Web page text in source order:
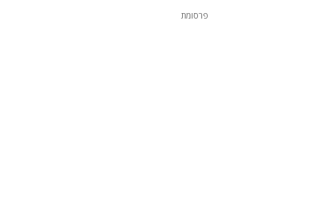
פרסומת